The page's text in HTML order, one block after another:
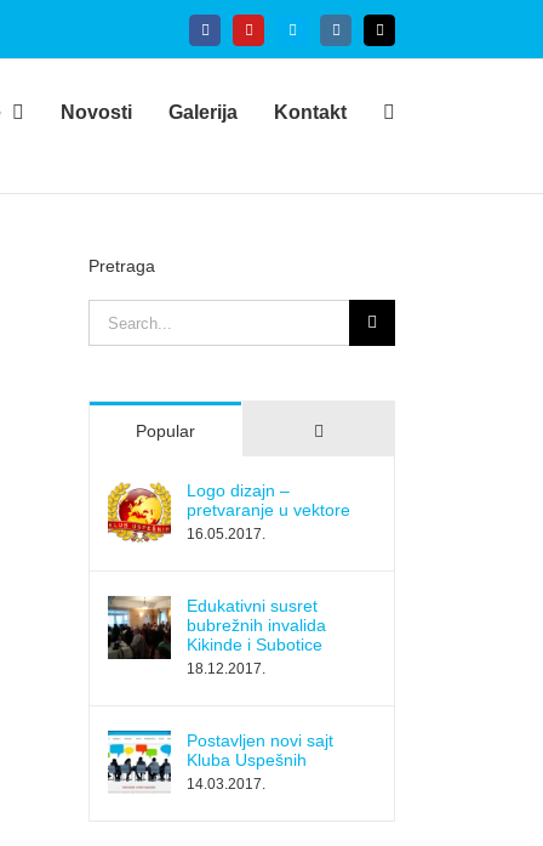
FacebookYouTubeSkype InstagramEmail
Novosti Galerija Kontakt
Pretraga
Search
for:
Popular Comments
Logo dizajn –
pretvaranje u vektore
16.05.2017.
Edukativni susret
bubrežnih invalida
Kikinde i Subotice
18.12.2017.
Postavljen novi sajt
Kluba Uspešnih
14.03.2017.